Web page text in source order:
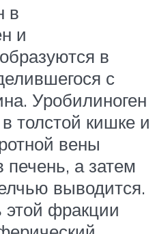
в
и
в
с
Уробилиноген
толстой кишке и
вены
печень, а затем
выводится.
фракции